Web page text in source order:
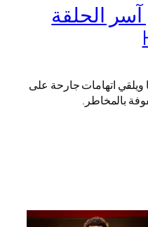
الحلقة
ويلقي اتهامات جارحة على
بالمخاطر.